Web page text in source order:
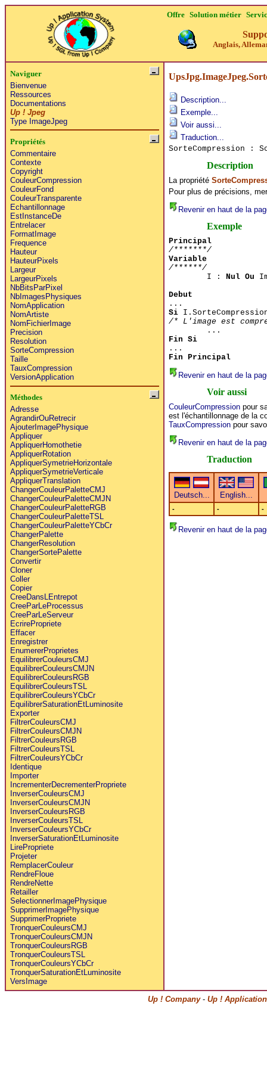
Offre Solution métier
Anglais,
Naviguer
Bienvenue
Ressources
Documentations
Up ! Jpeg
Type ImageJpeg
Propriétés
Commentaire
Contexte
Copyright
CouleurCompression
CouleurFond
CouleurTransparente
Echantillonnage
EstInstanceDe
Entrelacer
FormatImage
Frequence
Hauteur
HauteurPixels
Largeur
LargeurPixels
NbBitsParPixel
NbImagesPhysiques
NomApplication
NomArtiste
NomFichierImage
Precision
Resolution
SorteCompression
Taille
TauxCompression
VersionApplication
Méthodes
Adresse
AgrandirOuRetrecir
AjouterImagePhysique
Appliquer
AppliquerHomothetie
AppliquerRotation
AppliquerSymetrieHorizontale
AppliquerSymetrieVerticale
AppliquerTranslation
ChangerCouleurPaletteCMJ
ChangerCouleurPaletteCMJN
ChangerCouleurPaletteRGB
ChangerCouleurPaletteTSL
ChangerCouleurPaletteYCbCr
ChangerPalette
ChangerResolution
ChangerSortePalette
Convertir
Cloner
Coller
Copier
CreeDansLEntrepot
CreeParLeProcessus
CreeParLeServeur
EcrirePropriete
Effacer
Enregistrer
EnumererProprietes
EquilibrerCouleursCMJ
EquilibrerCouleursCMJN
EquilibrerCouleursRGB
EquilibrerCouleursTSL
EquilibrerCouleursYCbCr
EquilibrerSaturationEtLuminosite
Exporter
FiltrerCouleursCMJ
FiltrerCouleursCMJN
FiltrerCouleursRGB
FiltrerCouleursTSL
FiltrerCouleursYCbCr
Identique
Importer
IncrementerDecrementerPropriete
InverserCouleursCMJ
InverserCouleursCMJN
InverserCouleursRGB
InverserCouleursTSL
InverserCouleursYCbCr
InverserSaturationEtLuminosite
LirePropriete
Projeter
RemplacerCouleur
RendreFloue
RendreNette
Retailler
SelectionnerImagePhysique
SupprimerImagePhysique
SupprimerPropriete
TronquerCouleursCMJ
TronquerCouleursCMJN
TronquerCouleursRGB
TronquerCouleursTSL
TronquerCouleursYCbCr
TronquerSaturationEtLuminosite
VersImage
Description...
Exemple...
Voir aussi...
Traduction...
SorteCompression :
Description
La propriété
Pour plus de précisions,
Revenir en haut de la
Exemple
Principal
/*******/
Variable
/******/
I : Nul Ou
Debut
...
Si
/* L'image est
...
Fin Si
...
Fin Principal
Revenir en haut de la
Voir aussi
CouleurCompressionpour
est l'échantillonnage de la
TauxCompressionpour
Revenir en haut de la
Traduction
- - -
Revenir en haut de la
Up ! Company- Up !